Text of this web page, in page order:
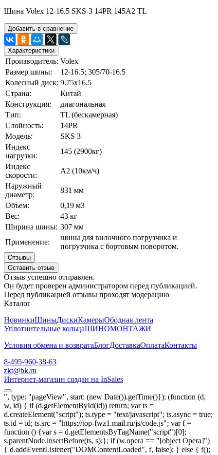
Шина Volex 12-16.5 SKS-3 14PR 145A2 TL
Добавить в сравнение
Характеристики
Производитель: Volex
Размер шины:
12-16.5; 305/70-16.5
Колесный диск: 9.75х16.5
Страна:
Китай
Конструкция:
диагональная
Тип:
TL (бескамерная)
Слойность:
14PR
Модель:
SKS 3
Индекс
нагрузки:
145 (2900кг)
Индекс
скорости:
А2 (10км/ч)
Наружный
диаметр:
831 мм
Объем:
0,19 м3
Вес:
43 кг
Ширина шины: 307 мм
Применение:
шины для вилочного погрузчика и
погрузчика с бортовым поворотом.
Отзывы
Оставить отзыв
Отзыв успешно отправлен.
Он будет проверен администратором перед публикацией.
Перед публикацией отзывы проходят модерацию
Каталог
НовинкиШиныДискиКамерыОбодная лента
Уплотнительные кольцаШИНОМОНТАЖИ
Условия обмена и возвратаБлогДоставкаОплатаКонтакты
8-495-960-38-63
zkt@bk.ru
Интернет-магазин создан на InSales
", type: "pageView", start: (new Date()).getTime()}); (function (d,
w, id) { if (d.getElementById(id)) return; var ts =
d.createElement("script"); ts.type = "text/javascript"; ts.async = true;
ts.id = id; ts.src = "https://top-fwz1.mail.ru/js/code.js"; var f =
function () {var s = d.getElementsByTagName("script")[0];
s.parentNode.insertBefore(ts, s);}; if (w.opera == "[object Opera]")
{ d.addEventListener("DOMContentLoaded", f, false); } else { f();